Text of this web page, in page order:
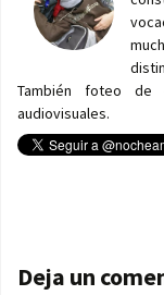
También foteo de
audiovisuales.
Deja un